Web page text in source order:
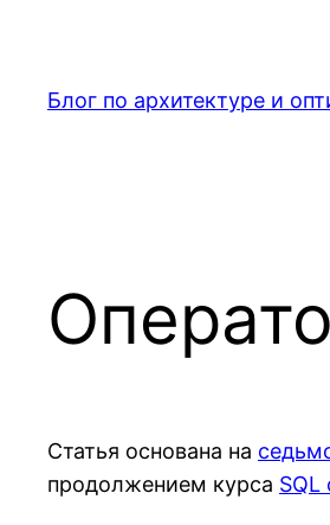
содержимому
Блог по архитектуре и
Статья основана на
продолжением курса SQL